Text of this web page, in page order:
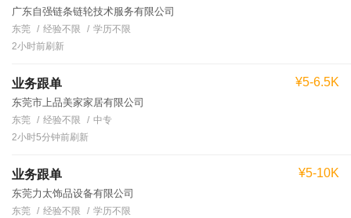
广东自强链条链轮技术服务有限公司
东莞 经验不限
学历不限
2小时前刷新
业务跟单
东莞市上品美家家居有限公司
¥5-6.5K
东莞 经验不限
中专
2小时5分钟前刷新
业务跟单
东莞力太饰品设备有限公司
¥5-10K
东莞 经验不限
学历不限